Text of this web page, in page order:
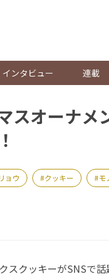
インタビュー 連載
スオーナメ
ョウ クッキー モ
スクッキーがSNSで